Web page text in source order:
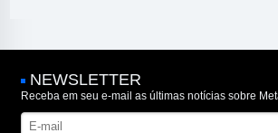
NEWSLETTER
Receba em seu e-mail as últimas notícias sobre